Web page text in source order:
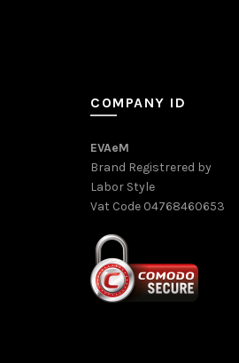
COMPANY ID
EVAeM
Brand Registrered by
Labor Style
Vat Code 04768460653